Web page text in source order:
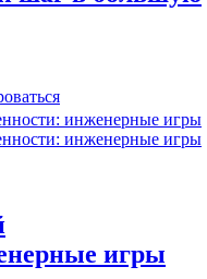
игры